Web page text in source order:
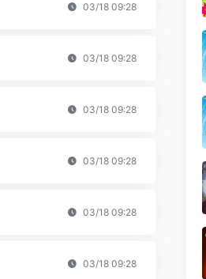
03/18 09:28
03/18 09:28
03/18 09:28
03/18 09:28
03/18 09:28
03/18 09:28